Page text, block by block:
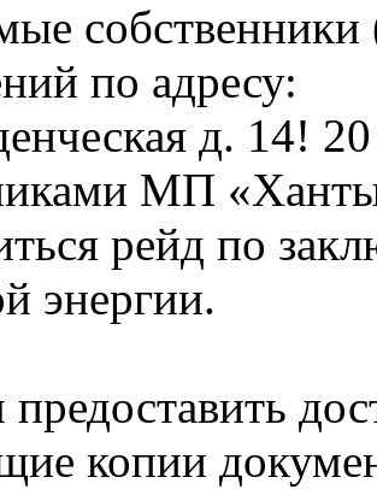
по адресу:
д. 14!
МП
рейд по
энергии.
копии